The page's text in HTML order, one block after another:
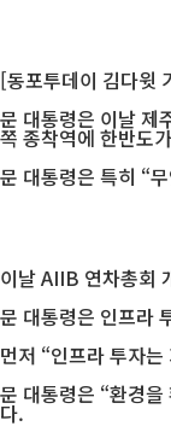
[동포투데이 김다윗
문 대통령은 이날 제
쪽 종착역에 한반도
문 대통령은 특히 “
이날 AIIB 연차총회
문 대통령은 인프라
먼저 “인프라 투자
문 대통령은 “환경
다.